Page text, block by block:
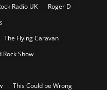
Radio UK
Roger D
The Flying Caravan
Rock Show
This Could be Wrong